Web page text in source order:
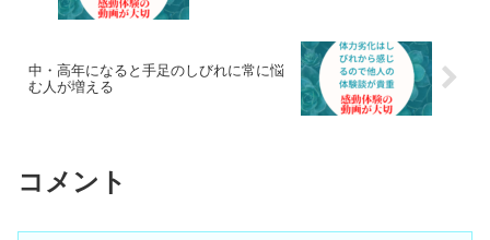
中・高年になると手足のしびれに常に悩
む人が増える
コメント